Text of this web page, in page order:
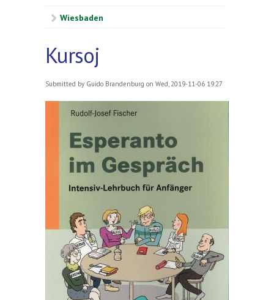
Wiesbaden
Kursoj
Submitted by Guido Brandenburg on Wed, 2019-11-06 19:27